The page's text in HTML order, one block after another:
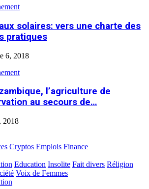
solaires: vers une charte des
pratiques
6, 2018
l’agriculture de
au secours de…
2018
Cryptos Emplois Finance
Education Insolite Fait divers Réligion
Voix de Femmes